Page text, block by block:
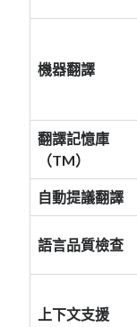
書
軟體介紹
閑聊
機器翻譯
翻譯記憶庫
（TM）
自動提議翻譯
語言品質檢查
上下文支援